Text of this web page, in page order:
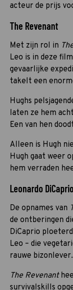
acteur de prijs
The Revenant
Met zijn rol in
Leo is in deze
gevaarlijke
takelt een
Hughs
laten ze hem
Een van hen
Alleen is Hugh
Hugh gaat weer
hem verraden
Leonardo DiCaprio
De opnames van
de ontberingen
DiCaprio
Leo – die
rauwe bizonlever.
The Revenant
survivalskills